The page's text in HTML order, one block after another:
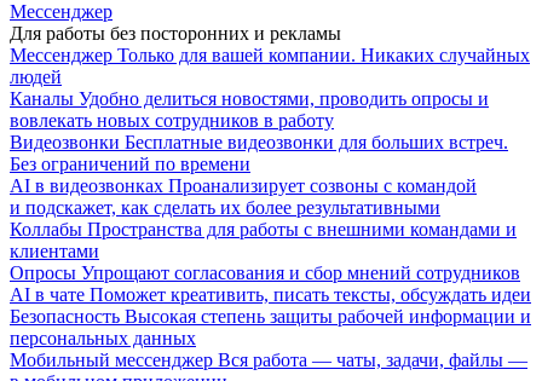
Мессенджер
Для работы без посторонних и рекламы
Мессенджер Только для вашей компании. Никаких случайных
людей
Каналы Удобно делиться новостями, проводить опросы и
вовлекать новых сотрудников в работу
Видеозвонки Бесплатные видеозвонки для больших встреч.
Без ограничений по времени
AI в видеозвонках Проанализирует созвоны с командой
и подскажет, как сделать их более результативными
Коллабы Пространства для работы с внешними командами и
клиентами
Опросы Упрощают согласования и сбор мнений сотрудников
AI в чате Поможет креативить, писать тексты, обсуждать идеи
Безопасность Высокая степень защиты рабочей информации и
персональных данных
Мобильный мессенджер Вся работа — чаты, задачи, файлы —